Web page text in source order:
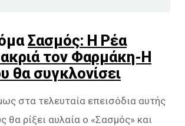
Σασμός: Η Ρέα
τον Φαρμάκη-Η
θα συγκλονίσει
στα τελευταία επεισόδια αυτής
θα ρίξει αυλαία ο «Σασμός» και